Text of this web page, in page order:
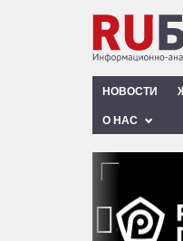
НОВОСТИ
О НАС
‹